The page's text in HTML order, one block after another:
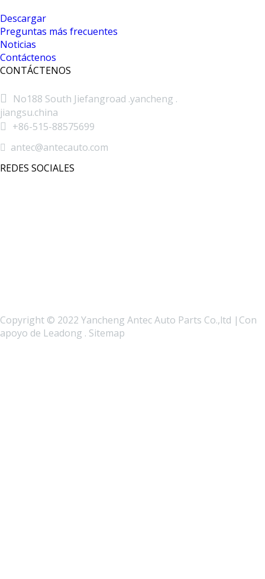
Descargar
Preguntas más frecuentes
Noticias
Contáctenos
CONTÁCTENOS

No188 South Jiefangroad .yancheng .
jiangsu.china
 +86-515-88575699
 antec@antecauto.com
REDES SOCIALES
Copyright © 2022 Yancheng Antec Auto Parts Co.,ltd |Con
apoyo de Leadong . Sitemap